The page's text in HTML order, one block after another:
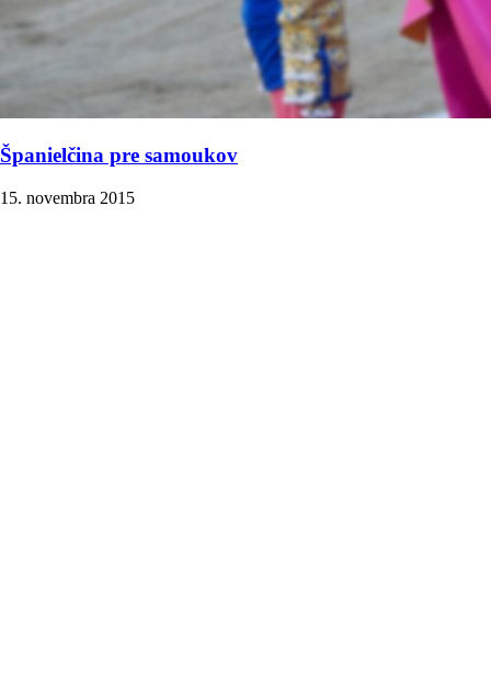
Španielčina pre samoukov
15. novembra 2015